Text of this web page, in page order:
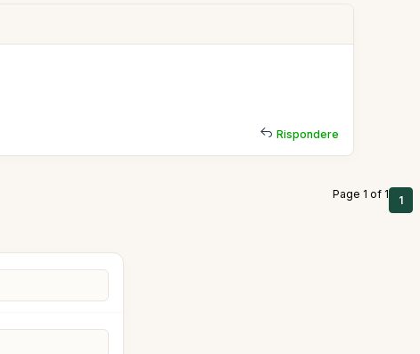
Rispondere
Page 1 of 1 1